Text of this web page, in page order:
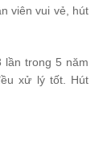
viên vui vẻ, hút
lần trong 5 năm
xử lý tốt. Hút